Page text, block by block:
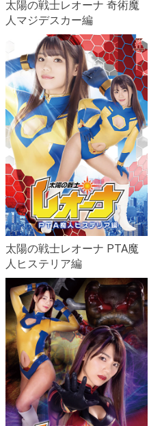
太陽の戦士レオーナ 奇術魔
人マジデスカー編
太陽の戦士レオーナ PTA魔
人ヒステリア編